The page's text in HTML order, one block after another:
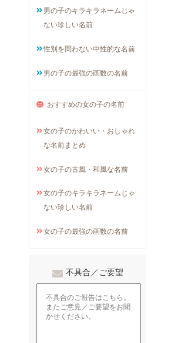
男の子のキラキラネームじゃ
ない珍しい名前
性別を問わない中性的な名前
男の子の最強の画数の名前
おすすめの女の子の名前
女の子のかわいい・おしゃれ
な名前まとめ
女の子の古風・和風な名前
女の子のキラキラネームじゃ
ない珍しい名前
女の子の最強の画数の名前
不具合／ご要望